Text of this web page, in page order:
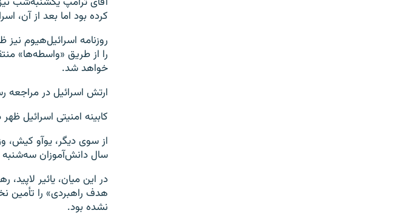
کرده بود اما بعد از آن،
روزنامه اسرائیل‌هیوم
را از طریق «واسطه‌ها»
خواهد شد.
ارتش اسرائیل در مراجعه
کابینه امنیتی اسرائیل
از سوی دیگر، یوآو کیش،
سال دانش‌آموزان سه‌شنبه
در این میان، یائیر
هدف راهبردی» را تأمین
نشده بود.